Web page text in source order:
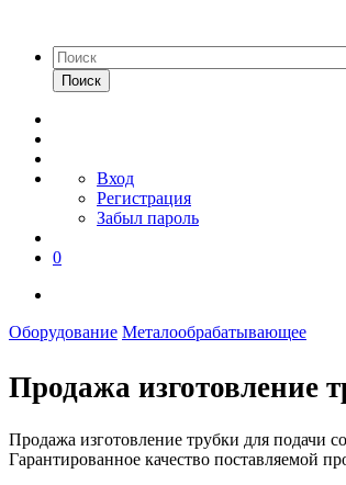
Поиск
Вход
Регистрация
Забыл пароль
0
Оборудование Металообрабатывающее
Продажа изготовление
Продажа изготовление трубки для подачи
Гарантированное качество поставляемой